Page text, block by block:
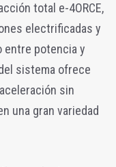
total e-4ORCE,
electrificadas y
entre potencia y
sistema ofrece
sin
una gran variedad